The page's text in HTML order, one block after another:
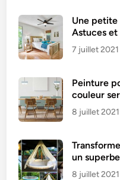
Une petite
Astuces et
7 juillet 2021
Peinture
couleur
8 juillet 2021
un
8 juillet 2021